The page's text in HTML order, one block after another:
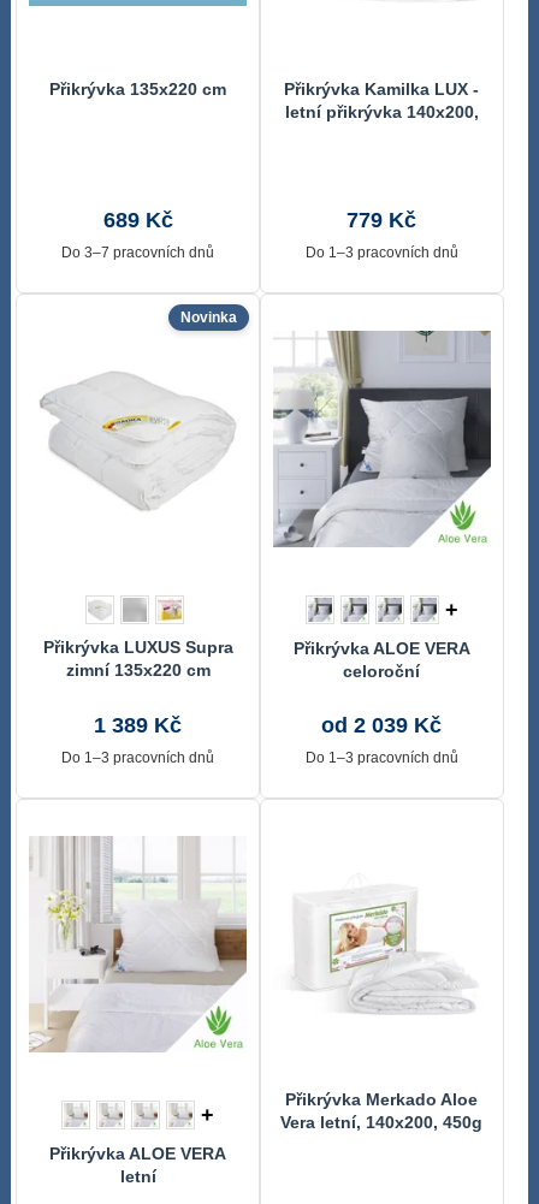
Přikrývka 135x220 cm
689 Kč
Do 3–7 pracovních dnů
Přikrývka Kamilka LUX -
letní přikrývka 140x200,
779 Kč
Do 1–3 pracovních dnů
Přikrývka LUXUS Supra
zimní 135x220 cm
Novinka
1 389 Kč
Do 1–3 pracovních dnů
+
Přikrývka ALOE VERA
celoroční
od 2 039 Kč
Do 1–3 pracovních dnů
+
Přikrývka ALOE VERA
letní
Přikrývka Merkado Aloe
Vera letní, 140x200, 450g